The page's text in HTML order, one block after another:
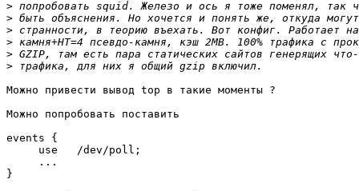
>
>
>
>
>
>
Можно привести вывод top в такие моменты ?
Можно попробовать поставить
events {
     use   /dev/poll;
     ...
}